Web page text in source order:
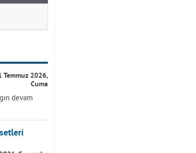
Temmuz 2026,
Cuma
devam